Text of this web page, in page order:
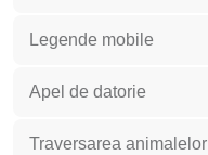
Legende mobile
Apel de datorie
Traversarea animalelor